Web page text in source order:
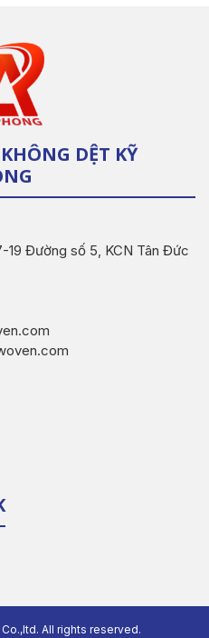
DỆT KỸ
19 Đường số 5, KCN Tân Đức
Co.,ltd. All rights reserved.